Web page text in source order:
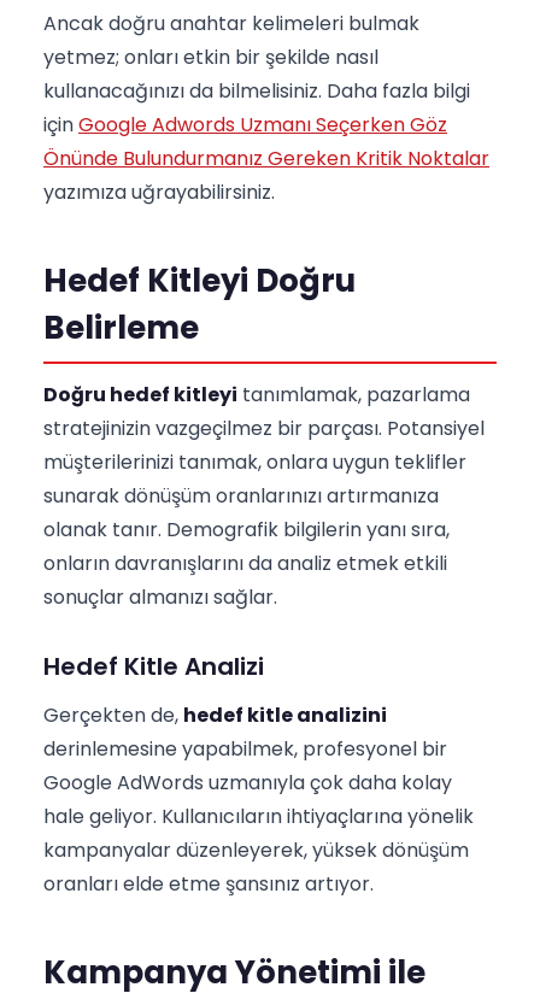
Ancak doğru anahtar kelimeleri bulmak
yetmez; onları etkin bir şekilde nasıl
kullanacağınızı da bilmelisiniz. Daha fazla bilgi
içinGoogle Adwords Uzmanı Seçerken Göz
Önünde Bulundurmanız Gereken Kritik Noktalar
yazımıza uğrayabilirsiniz.
Hedef Kitleyi Doğru
Belirleme
Doğru hedef kitleyi tanımlamak, pazarlama
stratejinizin vazgeçilmez bir parçası. Potansiyel
müşterilerinizi tanımak, onlara uygun teklifler
sunarak dönüşüm oranlarınızı artırmanıza
olanak tanır. Demografik bilgilerin yanı sıra,
onların davranışlarını da analiz etmek etkili
sonuçlar almanızı sağlar.
Hedef Kitle Analizi
Gerçekten de, hedef kitle analizini
derinlemesine yapabilmek, profesyonel bir
Google AdWords uzmanıyla çok daha kolay
hale geliyor. Kullanıcıların ihtiyaçlarına yönelik
kampanyalar düzenleyerek, yüksek dönüşüm
oranları elde etme şansınız artıyor.
Kampanya Yönetimi ile